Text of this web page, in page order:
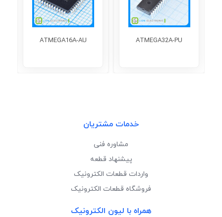
ATMEGA32A-PU
ATMEGA16A-AU
خدمات مشتریان
مشاوره فنی
پیشنهاد قطعه
واردات قطعات الکترونیک
فروشگاه قطعات الکترونیک
همراه با لیون الکترونیک